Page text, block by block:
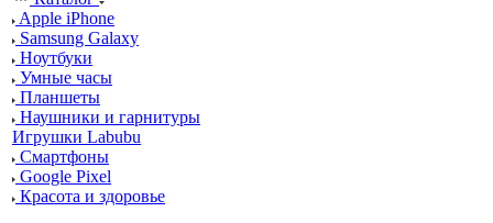
Apple iPhone
Samsung Galaxy
Ноутбуки
Умные часы
Планшеты
Наушники и гарнитуры
Игрушки Labubu
Смартфоны
Google Pixel
Красота и здоровье